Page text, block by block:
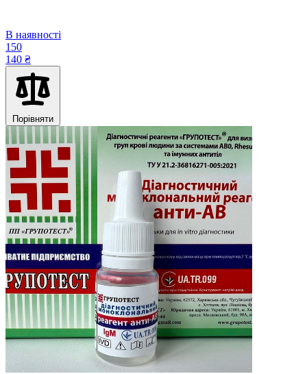
В наявності
150
140 ₴
Порівняти